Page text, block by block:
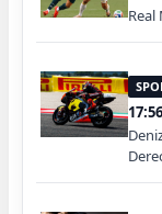
Real
17:56